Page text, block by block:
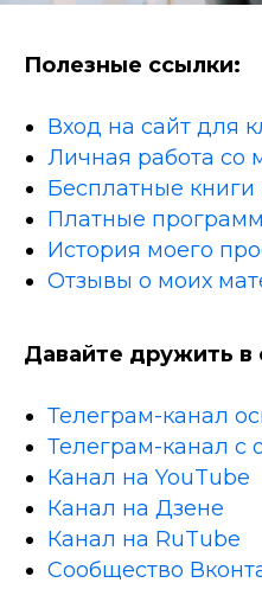
Полезные ссылки:
Вход на сайт для
Личная работа со
Бесплатные книги
Платные
История моего
Отзывы о моих
Давайте дружить в
Телеграм-канал
Телеграм-канал с
Канал на YouTube
Канал на Дзене
Канал на RuTube
Сообщество